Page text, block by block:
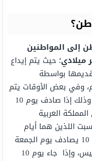
إلى المواطنين
؛ حيث يتم إيداع
بواسطة
وفي بعض الأوقات يتم
تغيير موعد نزول مبالغ حساب المواطن، وذلك إذا صادف يوم 10
العربية
اللذين هما أيام
الإجازة الأسبوعية؛ وبالتالي إذا كان يوم 10 يصادف يوم الجمعة
فيتم تقديم موعد الصرف إلى يوم الخميس، وإذا جاء يوم 10